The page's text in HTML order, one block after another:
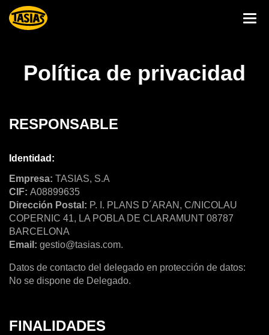
Política de privacidad
RESPONSABLE
Identidad:
Empresa: TASIAS, S.A
CIF: A08899635
Dirección Postal: P. I. PLANS D´ARAN, C/NICOLAU
COPERNIC 41, LA POBLA DE CLARAMUNT 08787
BARCELONA
Email: gestio@tasias.com.
Datos de contacto del delegado en protección de datos:
No se dispone de Delegado.
FINALIDADES